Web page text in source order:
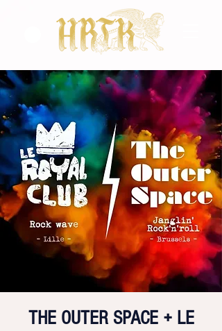
THE OUTER SPACE + LE